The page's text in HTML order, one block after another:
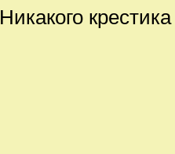
Никакого